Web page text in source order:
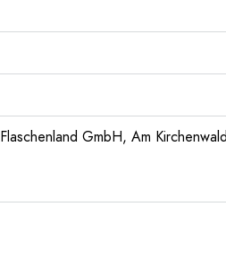
Flaschenland GmbH, Am